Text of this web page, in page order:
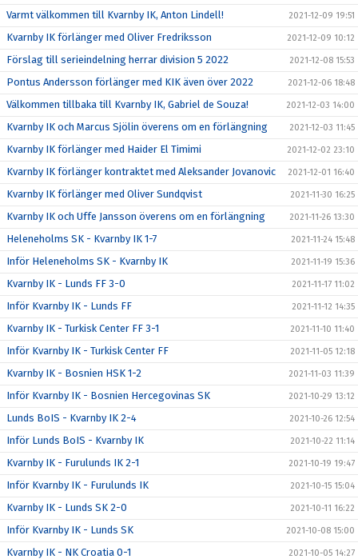
Varmt välkommen till Kvarnby IK, Anton Lindell! 2021-12-09 19:51
Kvarnby IK förlänger med Oliver Fredriksson 2021-12-09 10:12
Förslag till serieindelning herrar division 5 2022 2021-12-08 15:53
Pontus Andersson förlänger med KIK även över 2022 2021-12-06 18:48
Välkommen tillbaka till Kvarnby IK, Gabriel de Souza! 2021-12-03 14:00
Kvarnby IK och Marcus Sjölin överens om en förlängning 2021-12-03 11:45
Kvarnby IK förlänger med Haider El Timimi 2021-12-02 23:10
Kvarnby IK förlänger kontraktet med Aleksander Jovanovic 2021-12-01 16:40
Kvarnby IK förlänger med Oliver Sundqvist 2021-11-30 16:25
Kvarnby IK och Uffe Jansson överens om en förlängning 2021-11-26 13:30
Heleneholms SK - Kvarnby IK 1-7 2021-11-24 15:48
Inför Heleneholms SK - Kvarnby IK 2021-11-19 15:36
Kvarnby IK - Lunds FF 3-0 2021-11-17 11:02
Inför Kvarnby IK - Lunds FF 2021-11-12 14:35
Kvarnby IK - Turkisk Center FF 3-1 2021-11-10 11:40
Inför Kvarnby IK - Turkisk Center FF 2021-11-05 12:18
Kvarnby IK - Bosnien HSK 1-2 2021-11-03 11:39
Inför Kvarnby IK - Bosnien Hercegovinas SK 2021-10-29 13:12
Lunds BoIS - Kvarnby IK 2-4 2021-10-26 12:54
Inför Lunds BoIS - Kvarnby IK 2021-10-22 11:14
Kvarnby IK - Furulunds IK 2-1 2021-10-19 19:47
Inför Kvarnby IK - Furulunds IK 2021-10-15 15:04
Kvarnby IK - Lunds SK 2-0 2021-10-11 16:22
Inför Kvarnby IK - Lunds SK 2021-10-08 15:00
Kvarnby IK - NK Croatia 0-1 2021-10-05 14:27